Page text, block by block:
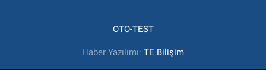
OTO-TEST
Haber Yazılımı: TE Bilişim